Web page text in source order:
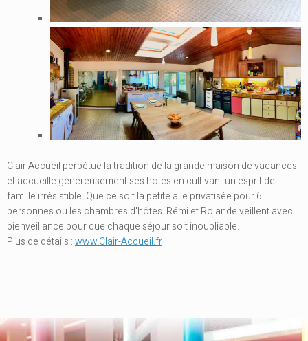
Clair Accueil perpétue la tradition de la grande maison de vacances
et accueille généreusement ses hotes en cultivant un esprit de
famille irrésistible. Que ce soit la petite aile privatisée pour 6
personnes ou les chambres d'hôtes. Rémi et Rolande veillent avec
bienveillance pour que chaque séjour soit inoubliable.
Plus de détails :www.Clair-Accueil.fr